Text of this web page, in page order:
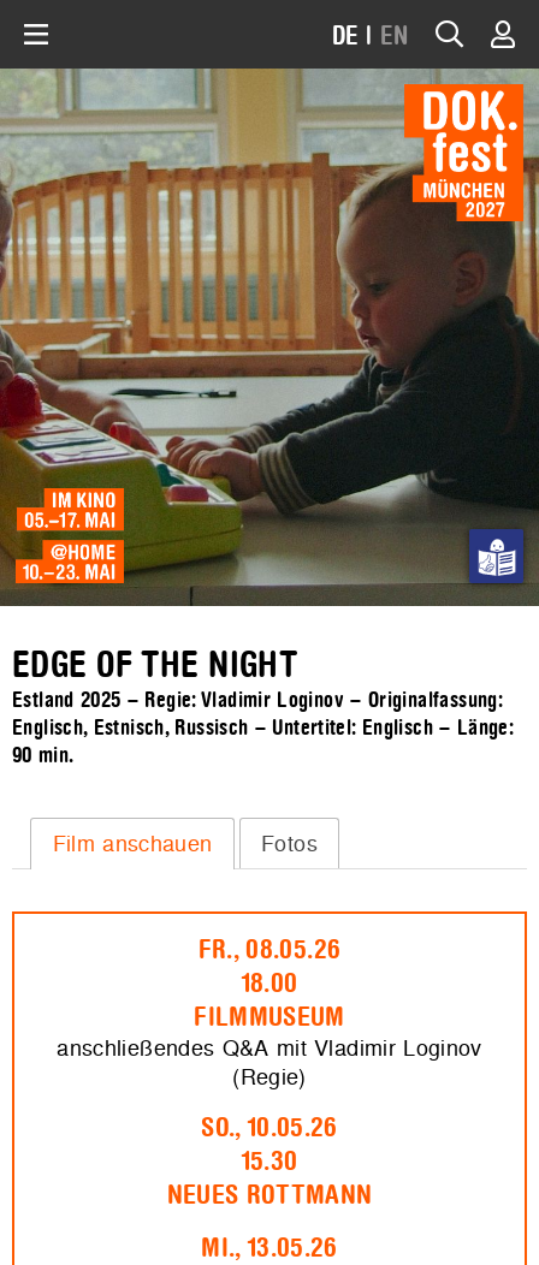
DE | EN
EDGE OF THE NIGHT
Estland 2025 – Regie: Vladimir Loginov – Originalfassung:
Englisch, Estnisch, Russisch – Untertitel: Englisch – Länge:
90 min.
Film anschauen Fotos
FR., 08.05.26
18.00
FILMMUSEUM
anschließendes Q&A mit Vladimir Loginov
(Regie)
SO., 10.05.26
15.30
NEUES ROTTMANN
MI., 13.05.26